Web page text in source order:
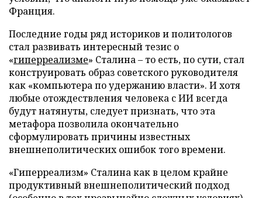
Франция.
Последние годы ряд историков и политологов
стал развивать интересный тезис о
«гиперреализме» Сталина – то есть, по сути, стал
конструировать образ советского руководителя
как «компьютера по удержанию власти». И хотя
любые отождествления человека с ИИ всегда
будут натянуты, следует признать, что эта
метафора позволила окончательно
сформулировать причины известных
внешнеполитических ошибок того времени.
«Гиперреализм» Сталина как в целом крайне
продуктивный внешнеполитический подход